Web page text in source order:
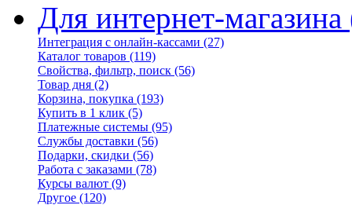
Для интернет-магазина
Интеграция с онлайн-кассами (27)
Каталог товаров (119)
Свойства, фильтр, поиск (56)
Товар дня (2)
Корзина, покупка (193)
Купить в 1 клик (5)
Платежные системы (95)
Службы доставки (56)
Подарки, скидки (56)
Работа с заказами (78)
Курсы валют (9)
Другое (120)